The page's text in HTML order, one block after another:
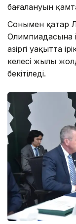
бағалануын
Сонымен қатар
Олимпиадасына
Қазіргі уақытта
келесі жылы
бекітіледі.